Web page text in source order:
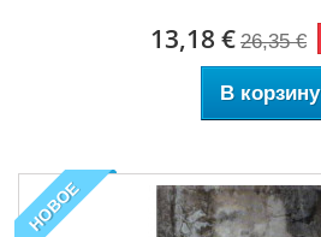
13,18 € 26,35 €
В корзину
НОВОЕ